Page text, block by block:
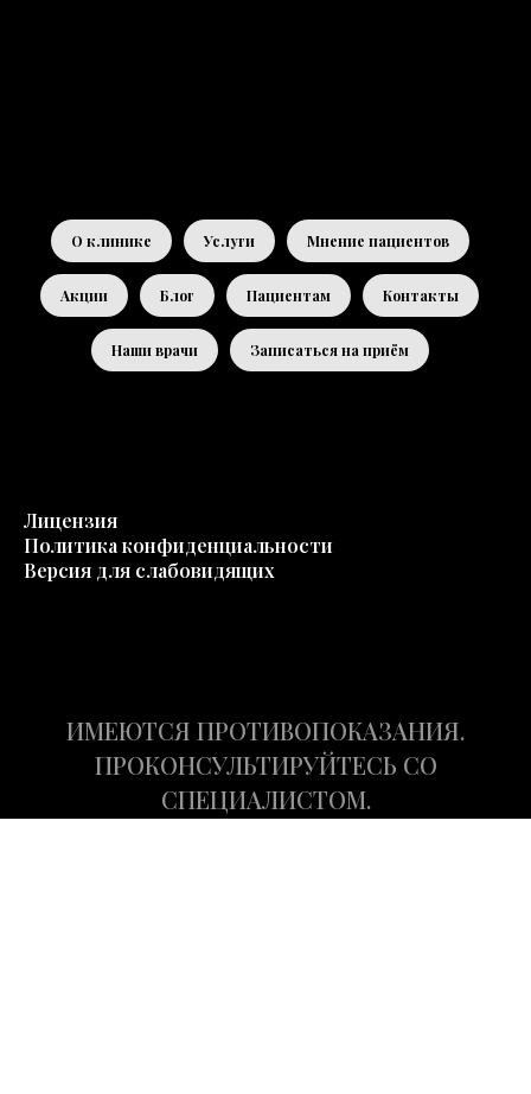
О клинике Услуги Мнение пациентов
Акции Блог Пациентам Контакты
Наши врачи Записаться на приём
Лицензия
Политика конфиденциальности
Версия для слабовидящих
ИМЕЮТСЯ ПРОТИВОПОКАЗАНИЯ.
ПРОКОНСУЛЬТИРУЙТЕСЬ СО
СПЕЦИАЛИСТОМ.